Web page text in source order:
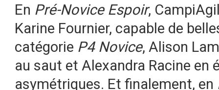
En Pré-Novice Espoir,
Karine Fournier, capable de
catégorie P4 Novice, Alison
au saut et Alexandra Racine en
asymétriques. Et finalement, en